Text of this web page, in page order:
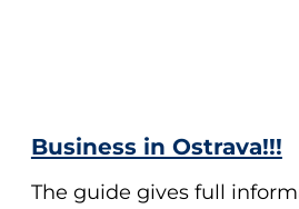
Business in Ostrava!!!
The guide gives full